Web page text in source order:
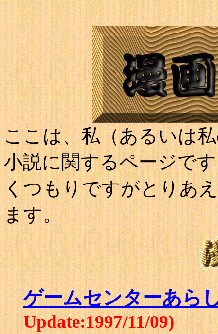
ここは、私（あるいは
小説に関するページで
くつもりですがとりあ
ます。
ゲームセンターあら
Update:1997/11/09)